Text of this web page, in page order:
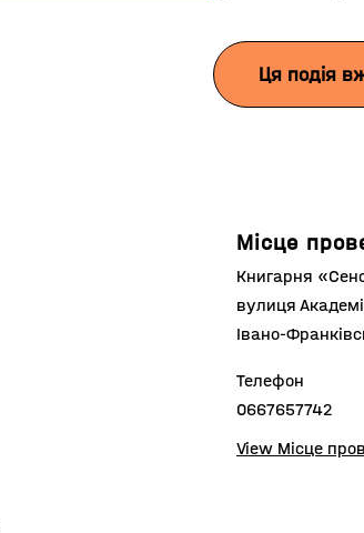
Ця подія
Місце
Книгарня
вулиця
Івано-
Телефон
0667657742
View Місце